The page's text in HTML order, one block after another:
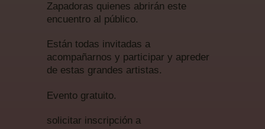
Zapadoras quienes abrirán este
encuentro al público.
Están todas invitadas a
acompañarnos y participar y apreder
de estas grandes artistas.
Evento gratuito.
solicitar inscripción a